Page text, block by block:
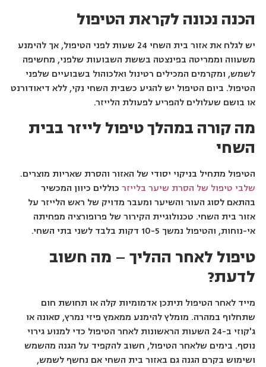
הכנה נכונה לקראת הטיפול
יש לגלח את אזור בית השחי 24 שעות לפני הטיפול, אך להימנע
משעווה וממריטה בפינצטה בששת השבועות שלפני, מחשיפה
לשמש, ומקרמים המכילים רטינול ואלכוהול בשבועיים שלפני
הטיפול. ביום הטיפול יש להגיע כשבית השחי נקי, ללא דיאודורנט
או בושם שעלולים להפריע לפעולת הלייזר.
מה קורה במהלך טיפול לייזר בבית
השחי
הטיפול מתחיל בניקוי יסודי של האזור והסרת שאריות מוצרים.
שלבי טיפול של הסרת שיער בלייזרכוללים כיוון המכשיר
בהתאם לסוג העור והשיער ומעבר מדויק של ראש הלייזר על
אזור בית השחי. טכנולוגיית הקירור של פרופורציה מפחיתה
אי-נוחות, והטיפול נמשך 10-5 דקות בלבד לשני בתי השחי.
טיפול לאחר ההליך – מה חשוב
לדעת?
מייד לאחר הטיפול תיתכן אדמומיות קלה או תחושת חום
שתחלוף במהרה. מומלץ להימנע ממאמץ פיזי נמרץ, סאונה או
ג'קוזי ב-24 השעות הראשונות לאחר הטיפול כדי למנוע גירוי
נוסף. בימים שלאחר הטיפול, חשוב להקפיד על הגנה מהשמש
ושימוש בקרם הגנה גם באזור בית השחי אם נחשף לשמש,